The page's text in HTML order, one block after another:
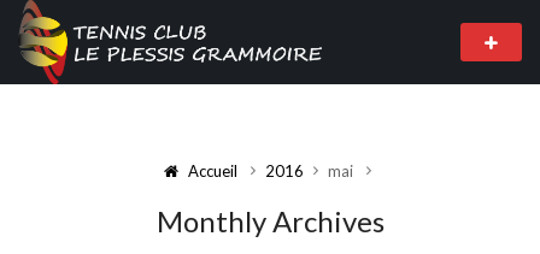
Accueil 2016 mai
Monthly Archives